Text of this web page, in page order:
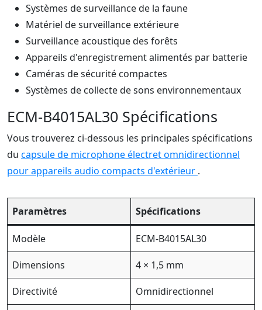
Systèmes de surveillance de la faune
Matériel de surveillance extérieure
Surveillance acoustique des forêts
Appareils d'enregistrement alimentés par batterie
Caméras de sécurité compactes
Systèmes de collecte de sons environnementaux
ECM-B4015AL30 Spécifications
Vous trouverez ci-dessous les principales spécifications
du capsule de microphone électret omnidirectionnel
pour appareils audio compacts d'extérieur .
Paramètres Spécifications
Modèle ECM-B4015AL30
Dimensions 4 × 1,5 mm
Directivité Omnidirectionnel